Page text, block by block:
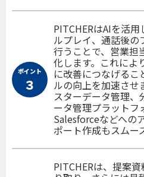
ポイント
３
PITCHERはAIを活
ルプレイ、通話後の
行うことで、営業担
化します。これによ
に改善につなげるこ
ルの向上を加速させ
スターデータ管理、
ータ管理プラットフ
Salesforceなどへの
ポート作成もスムー
PITCHERは、提案